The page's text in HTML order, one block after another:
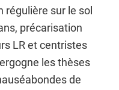
sur le sol
précarisation
LR et centristes
les thèses
de